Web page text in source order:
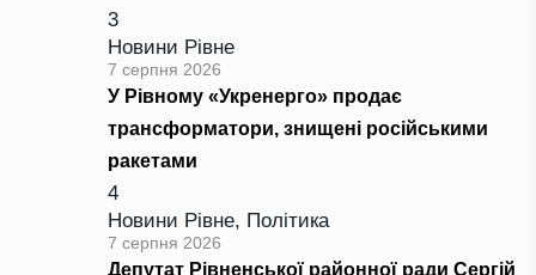
3
Новини Рівне
7 серпня 2026
У Рівному «Укренерго» продає
трансформатори, знищені російськими
ракетами
4
Новини Рівне, Політика
7 серпня 2026
Депутат Рівненської районної ради Сергій